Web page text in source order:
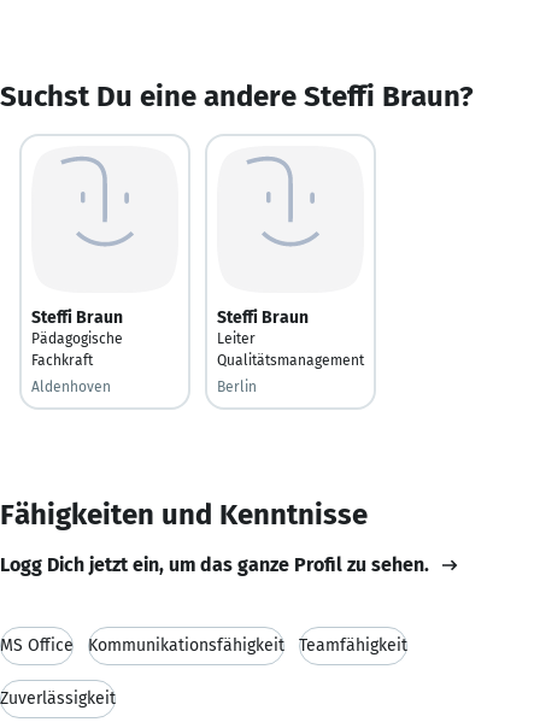
Suchst Du eine andere Steffi Braun?
Steffi Braun
Pädagogische
Fachkraft
Aldenhoven
Steffi Braun
Leiter
Qualitätsmanagement
Berlin
Fähigkeiten und Kenntnisse
Logg Dich jetzt ein, um das ganze Profil zu sehen.
MS Office Kommunikationsfähigkeit Teamfähigkeit
Zuverlässigkeit